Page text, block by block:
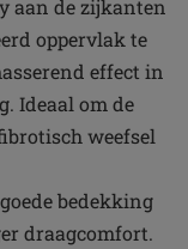
aan de zijkanten
oppervlak te
effect in
Ideaal om de
weefsel
bedekking
draagcomfort.